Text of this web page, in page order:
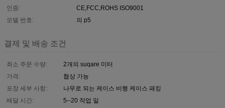
인증:
CE,FCC,ROHS ISO9001
모델 번호:
의 p5
결제 및 배송 조건
최소 주문 수량:
2개의 suqare 미터
가격:
협상 가능
포장 세부 사항:
나무로 되는 케이스 비행 케이스 패킹
배달 시간:
5--20 작업 일